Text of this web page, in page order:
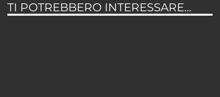
TI POTREBBERO INTERESSARE...